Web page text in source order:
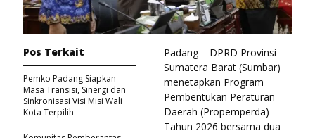
Padang – DPRD Provinsi
Sumatera Barat (Sumbar)
menetapkan Program
Pembentukan Peraturan
Daerah (Propemperda)
Tahun 2026 bersama dua
Pos Terkait
Pemko Padang Siapkan
Masa Transisi, Sinergi dan
Sinkronisasi Visi Misi Wali
Kota Terpilih